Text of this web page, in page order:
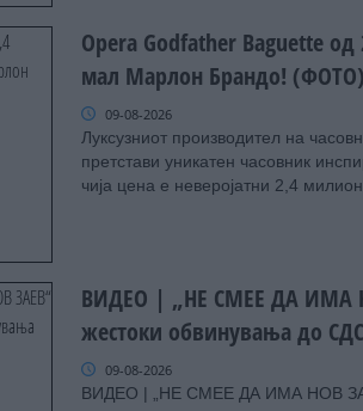
Opera Godfather Baguette
мал Марлон Брандо! (ФОТО)
09-08-2026
Луксузниот производител на
претстави уникатен часовник
чија цена е неверојатни 2,4
ВИДЕО | „НЕ СМЕЕ ДА ИМА
жестоки обвинувања до
09-08-2026
ВИДЕО | „НЕ СМЕЕ ДА ИМА НОВ